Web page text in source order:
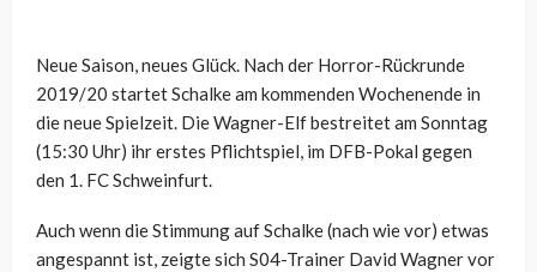
Neue Saison, neues Glück. Nach der Horror-Rückrunde
2019/20 startet Schalke am kommenden Wochenende in
die neue Spielzeit. Die Wagner-Elf bestreitet am Sonntag
(15:30 Uhr) ihr erstes Pflichtspiel, im DFB-Pokal gegen
den 1. FC Schweinfurt.
Auch wenn die Stimmung auf Schalke (nach wie vor) etwas
angespannt ist, zeigte sich S04-Trainer David Wagner vor